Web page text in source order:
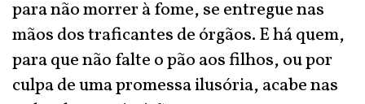
para não morrer à fome, se entregue nas
mãos dos traficantes de órgãos. E há quem,
para que não falte o pão aos filhos, ou por
culpa de uma promessa ilusória, acabe nas